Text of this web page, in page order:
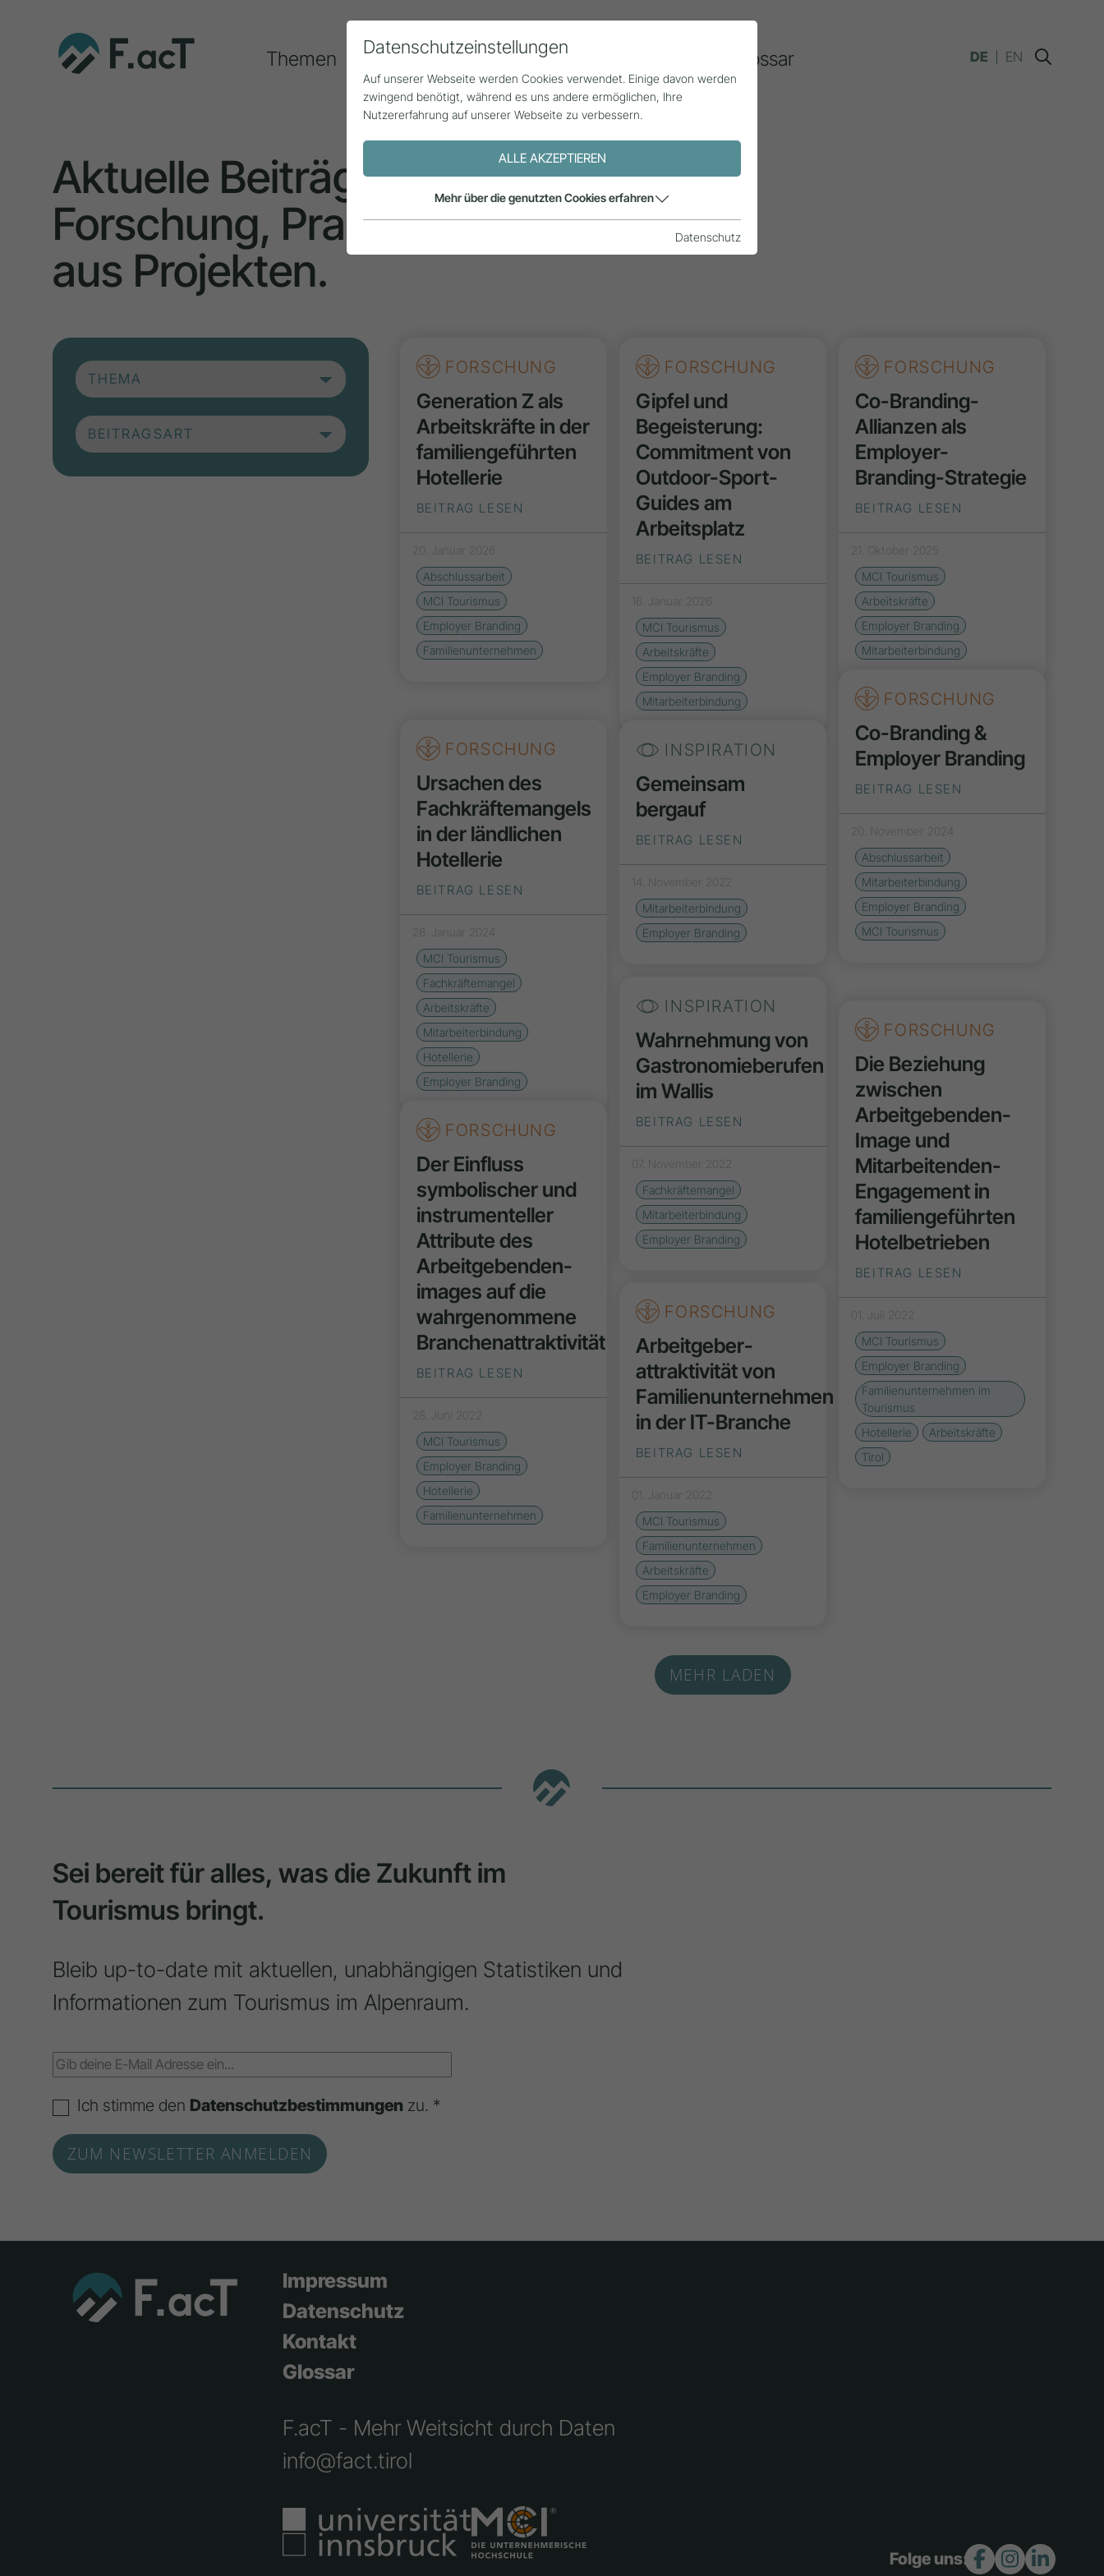
Themen Alle Beiträge Statistik Glossar DE EN
Aktuelle Beiträge aus der
Forschung, Praxis und
aus Projekten.
FORSCHUNG
Generation Z als
Arbeitskräfte in der
familiengeführten
Hotellerie
BEITRAG LESEN
20. Januar 2026
Abschlussarbeit
MCI Tourismus
Employer Branding
Familienunternehmen
FORSCHUNG
Gipfel und
Begeisterung:
Commitment von
Outdoor-Sport-
Guides am
Arbeitsplatz
BEITRAG LESEN
16. Januar 2026
MCI Tourismus
Arbeitskräfte
Employer Branding
Mitarbeiterbindung
FORSCHUNG
Co-Branding-
Allianzen als
Employer-
Branding-Strategie
BEITRAG LESEN
21. Oktober 2025
MCI Tourismus
Arbeitskräfte
Employer Branding
Mitarbeiterbindung
FORSCHUNG
Co-Branding &
Employer Branding
BEITRAG LESEN
20. November 2024
Abschlussarbeit
Mitarbeiterbindung
Employer Branding
MCI Tourismus
FORSCHUNG
Ursachen des
Fachkräftemangels
in der ländlichen
Hotellerie
BEITRAG LESEN
26. Januar 2024
MCI Tourismus
Fachkräftemangel
Arbeitskräfte
Mitarbeiterbindung
Hotellerie
Employer Branding
INSPIRATION
Gemeinsam
bergauf
BEITRAG LESEN
14. November 2022
Mitarbeiterbindung
Employer Branding
INSPIRATION
Wahrnehmung von
Gastronomieberufen
im Wallis
BEITRAG LESEN
07. November 2022
Fachkräftemangel
Mitarbeiterbindung
Employer Branding
FORSCHUNG
Die Beziehung
zwischen
Arbeitgebenden-
Image und
Mitarbeitenden-
Engagement in
familiengeführten
Hotelbetrieben
BEITRAG LESEN
01. Juli 2022
MCI Tourismus
Employer Branding
Familienunternehmen im
Tourismus
Hotellerie
Arbeitskräfte
Tirol
FORSCHUNG
Der Einfluss
symbolischer und
instrumenteller
Attribute des
Arbeitgebenden­
images auf die
wahrgenommene
Branchenattraktivität
BEITRAG LESEN
28. Juni 2022
MCI Tourismus
Employer Branding
Hotellerie
Familienunternehmen
FORSCHUNG
Arbeitgeber­
attraktivität von
Familienunternehmen
in der IT-Branche
BEITRAG LESEN
01. Januar 2022
MCI Tourismus
Familienunternehmen
Arbeitskräfte
Employer Branding
MEHR LADEN
Sei bereit für alles, was die Zukunft im
Tourismus bringt.
Bleib up-to-date mit aktuellen, unabhängigen Statistiken und
Informationen zum Tourismus im Alpenraum.
Ich stimme den Datenschutzbestimmungen zu. *
Impressum
Datenschutz
Kontakt
Glossar
F.acT - Mehr Weitsicht durch Daten
info@fact.tirol
Folge uns:
Datenschutzeinstellungen
Auf unserer Webseite werden Cookies verwendet. Einige davon werden
zwingend benötigt, während es uns andere ermöglichen, Ihre
Nutzererfahrung auf unserer Webseite zu verbessern.
ALLE AKZEPTIEREN
Mehr über die genutzten Cookies erfahren
Datenschutz